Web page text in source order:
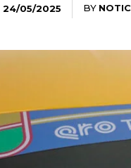
24/05/2025 BY